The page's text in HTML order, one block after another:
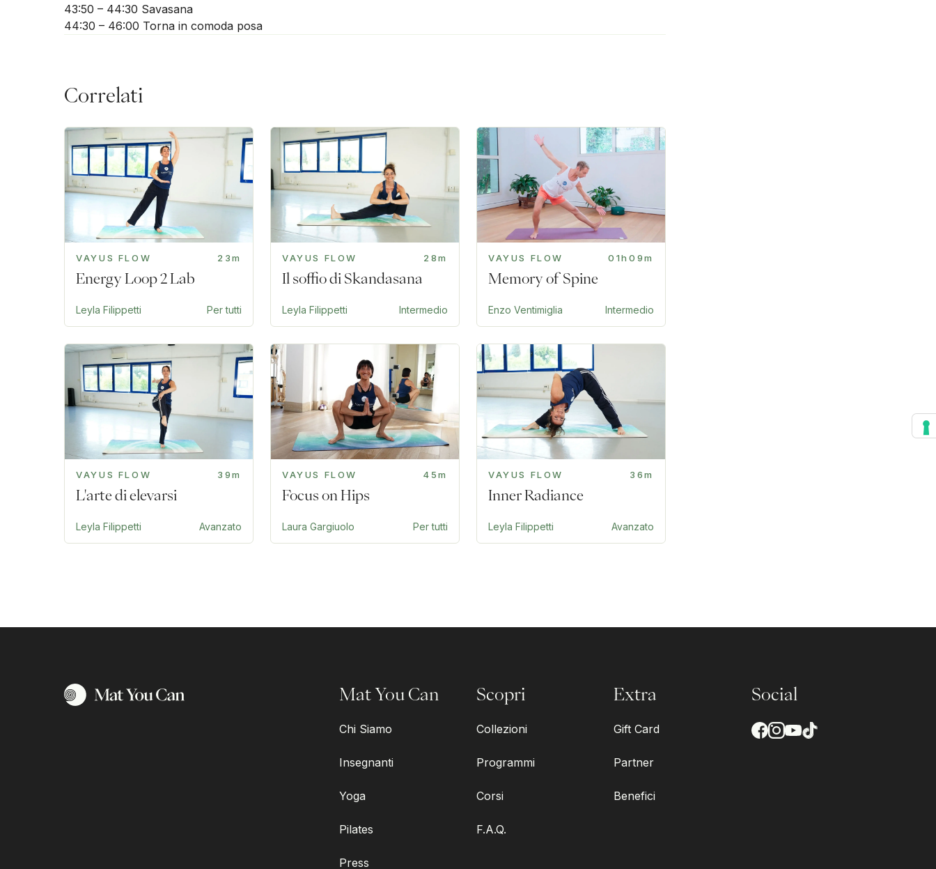
43:50 – 44:30 Savasana
44:30 – 46:00 Torna in comoda posa
Correlati
VAYUS FLOW 23m
Energy Loop 2 Lab
Leyla Filippetti Per tutti
VAYUS FLOW 28m
Il soffio di Skandasana
Leyla Filippetti Intermedio
VAYUS FLOW 01h09m
Memory of Spine
Enzo Ventimiglia Intermedio
VAYUS FLOW 39m
L'arte di elevarsi
Leyla Filippetti Avanzato
VAYUS FLOW 45m
Focus on Hips
Laura Gargiuolo Per tutti
VAYUS FLOW 36m
Inner Radiance
Leyla Filippetti Avanzato
Mat You Can
Chi Siamo
Insegnanti
Yoga
Pilates
Press
Scopri
Collezioni
Programmi
Corsi
F.A.Q.
Extra
Gift Card
Partner
Benefici
Social